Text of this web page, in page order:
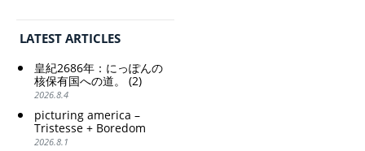
should be fired
US$ = 163 Yen. The
Japanese Have Long Been
Draining Their Own Yen.
TAKAICHI Sanae: "The
weak Yen makes the
化。戸籍制度の強
化。差別的な血統
思想の強化。
Criticism and disgrace
surrounding the Japan
colonial exploitation of
poor women.
LATEST ARTICLES
皇紀2686年：にっぽんの
核保有国への道。 (2)
2026.8.4
picturing america –
Tristesse + Boredom
2026.8.1